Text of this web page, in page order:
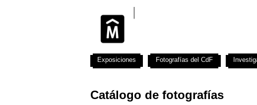
Catálogo de fotografías
Exposiciones Fotografías del CdF